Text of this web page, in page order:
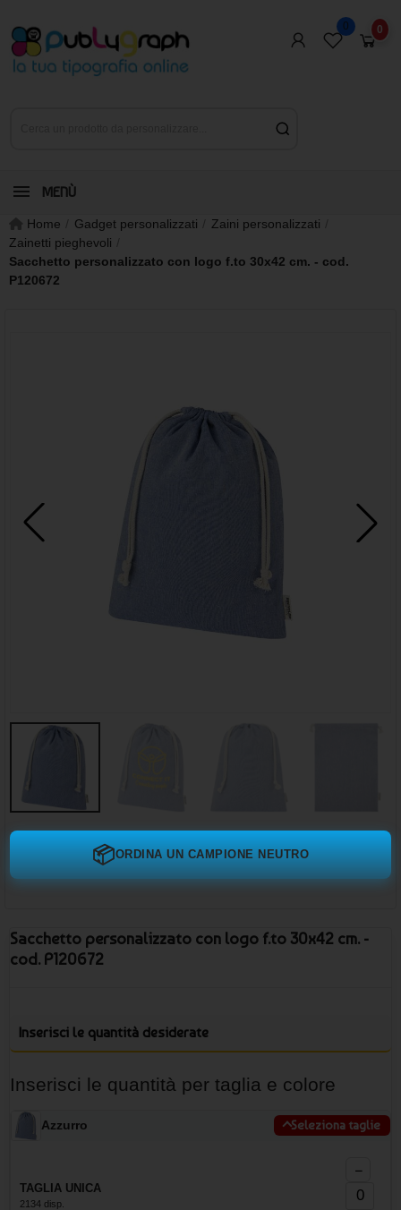
0 0
MENÙ
Home Gadget personalizzati
Zaini personalizzati
Zainetti pieghevoli
Sacchetto personalizzato con logo f.to 30x42 cm. - cod.
P120672
📦ORDINA UN CAMPIONE NEUTRO
Sacchetto personalizzato con logo f.to 30x42 cm. -
cod. P120672
Inserisci le quantità desiderate
Inserisci le quantità per taglia e colore
Azzurro Seleziona taglie
TAGLIA UNICA
2134 disp.
−